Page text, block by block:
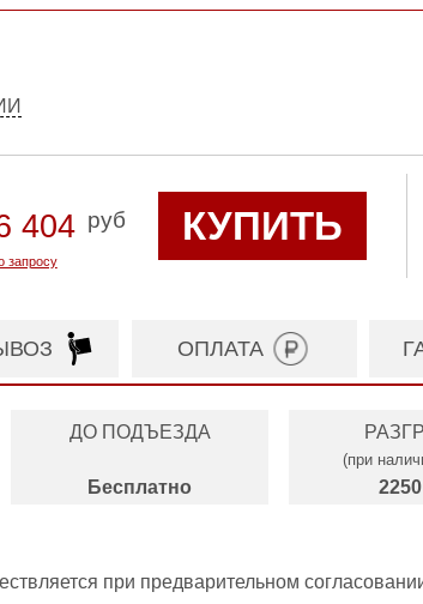
404
запросу
руб КУПИТЬ
ОПЛАТА
ДО ПОДЪЕЗДА
Бесплатно
(при
2250
при предварительном